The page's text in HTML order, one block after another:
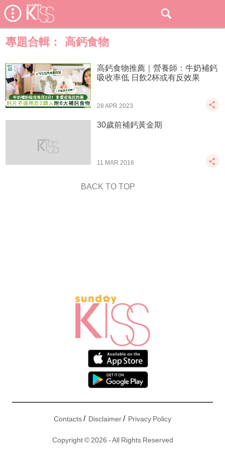
專題合輯： 高鈣食物
高鈣食物推薦｜營養師：牛奶補鈣
吸收率低 日飲2杯或有反效果
28 APR 2023
30歲前補鈣黃金期
11 MAR 2016
BACK TO TOP
Contacts/ Disclaimer/ Privacy Policy
Copyright © 2026 - All Rights Reserved